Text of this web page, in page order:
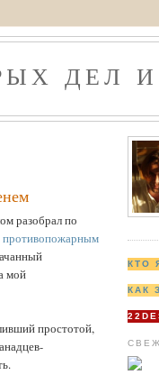
ДЕЛ И
разобрал по
противопожарным
мой
простотой,
КТО
КАК